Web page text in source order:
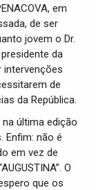
t
em
de ser
jovem o Dr.
da
intervenções
de
da República.
última edição
Enfim: não é
em vez de
O
que os